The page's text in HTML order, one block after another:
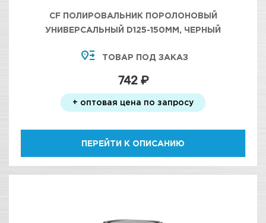
CF ПОЛИРОВАЛЬНИК ПОРОЛОНОВЫЙ
УНИВЕРСАЛЬНЫЙ D125-150ММ, ЧЕРНЫЙ
ТОВАР ПОД ЗАКАЗ
742 ₽
+ оптовая цена по запросу
ПЕРЕЙТИ К ОПИСАНИЮ